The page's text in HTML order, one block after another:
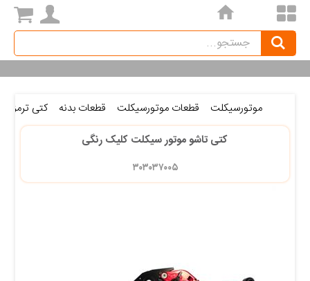
home
Search
جستجو
موتورسیکلت قطعات موتورسیکلت قطعات بدنه
کتی ترمز و
کتی تاشو موتور سیکلت کلیک رنگی
۳۰۳۰۳۷۰۰۵